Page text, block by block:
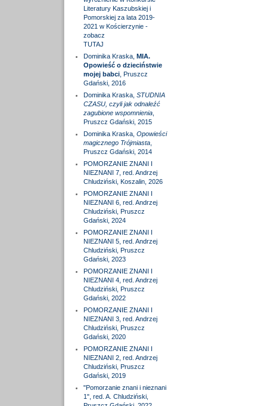
Literatury Kaszubskiej i
Pomorskiej za lata 2019-
2021 w Kościerzynie -
zobacz
TUTAJ
Dominika Kraska, MIA.
Opowieść o dzieciństwie
mojej babci, Pruszcz
Gdański, 2016
Dominika Kraska, STUDNIA
CZASU, czyli jak odnaleźć
zagubione wspomnienia,
Pruszcz Gdański, 2015
Dominika Kraska, Opowieści
magicznego Trójmiasta,
Pruszcz Gdański, 2014
POMORZANIE ZNANI I
NIEZNANI 7, red. Andrzej
Chludziński, Koszalin, 2026
POMORZANIE ZNANI I
NIEZNANI 6, red. Andrzej
Chludziński, Pruszcz
Gdański, 2024
POMORZANIE ZNANI I
NIEZNANI 5, red. Andrzej
Chludziński, Pruszcz
Gdański, 2023
POMORZANIE ZNANI I
NIEZNANI 4, red. Andrzej
Chludziński, Pruszcz
Gdański, 2022
POMORZANIE ZNANI I
NIEZNANI 3, red. Andrzej
Chludziński, Pruszcz
Gdański, 2020
POMORZANIE ZNANI I
NIEZNANI 2, red. Andrzej
Chludziński, Pruszcz
Gdański, 2019
"Pomorzanie znani i nieznani
1", red. A. Chludziński,